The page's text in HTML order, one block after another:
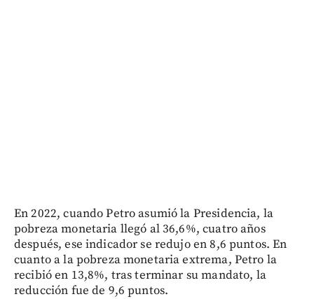
En 2022, cuando Petro asumió la Presidencia, la
pobreza monetaria llegó al 36,6%, cuatro años
después, ese indicador se redujo en 8,6 puntos. En
cuanto a la pobreza monetaria extrema, Petro la
recibió en 13,8%, tras terminar su mandato, la
reducción fue de 9,6 puntos.